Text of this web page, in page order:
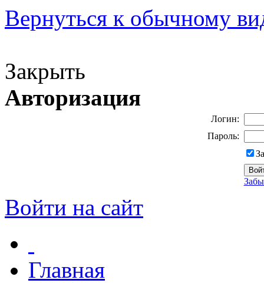
Вернуться к обычному
Закрыть
Авторизация
Логин:
Пароль:
Войти на сайт
Главная